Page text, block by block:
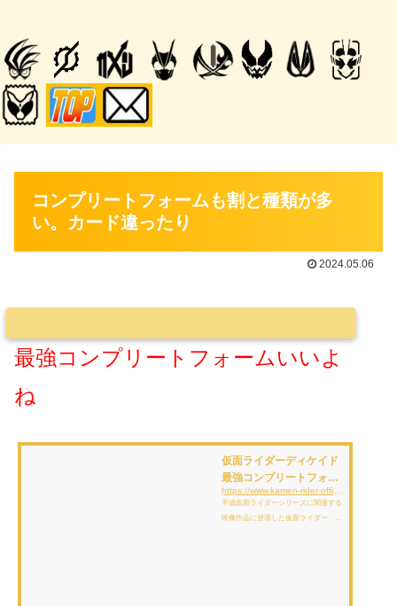
コンプリートフォームも割と種類が多
い。カード違ったり
2024.05.06
最強コンプリートフォームいいよ
ね
仮面ライダーディケイド
最強コンプリートフォー
ム | 仮面ライダー図鑑 |
平成仮面ライダーシリーズに関連する
映像作品に登場した仮面ライダー、変